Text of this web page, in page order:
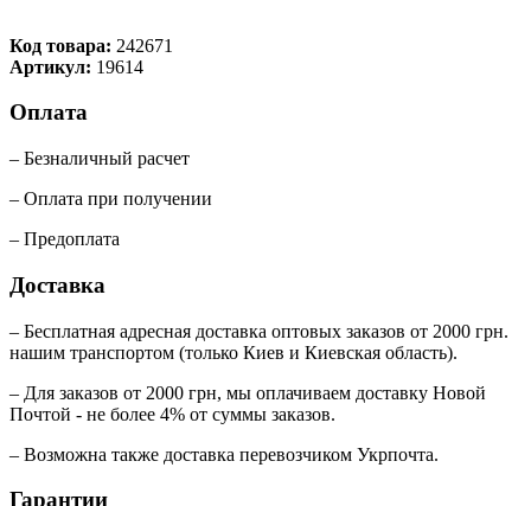
Код товара: 242671
Артикул: 19614
Оплата
– Безналичный расчет
– Оплата при получении
– Предоплата
Доставка
– Бесплатная адресная доставка оптовых заказов от 2000 грн.
нашим транспортом (только Киев и Киевская область).
– Для заказов от 2000 грн, мы оплачиваем доставку Новой
Почтой - не более 4% от суммы заказов.
– Возможна также доставка перевозчиком Укрпочта.
Гарантии